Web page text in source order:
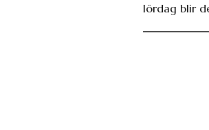
lördag blir